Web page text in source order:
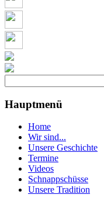
Hauptmenü
Home
Wir sind...
Unsere Geschichte
Termine
Videos
Schnappschüsse
Unsere Tradition